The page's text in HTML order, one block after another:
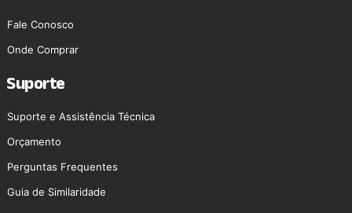
Fale Conosco
Onde Comprar
Suporte
Suporte e Assistência Técnica
Orçamento
Perguntas Frequentes
Guia de Similaridade